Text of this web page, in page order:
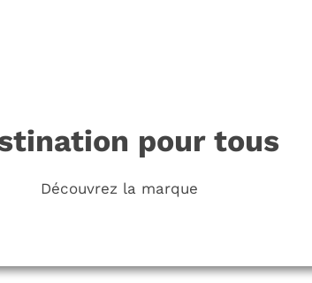
pour tous
Découvrez la marque